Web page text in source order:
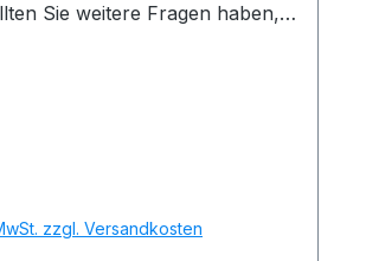
Sie weitere Fragen haben,
Quarantänezeit noch
Wir raten daher von einer
ab. Bei der letzten
zzgl. Versandkosten